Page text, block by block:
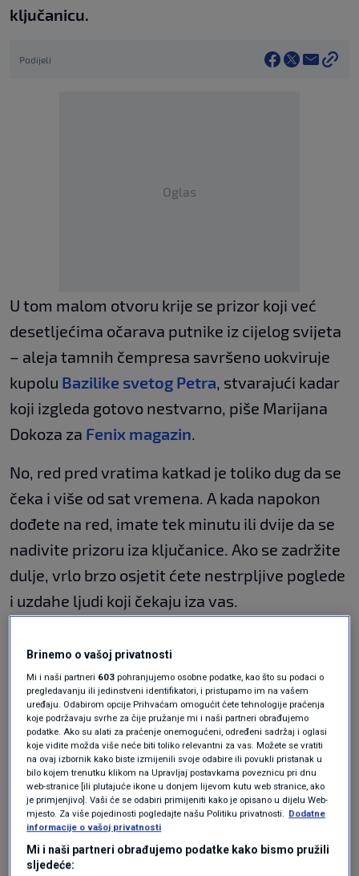
ključanicu.
Podijeli
Oglas
U tom malom otvoru krije se prizor koji već
desetljećima očarava putnike iz cijelog svijeta
– aleja tamnih čempresa savršeno uokviruje
kupolu Bazilike svetog Petra, stvarajući kadar
koji izgleda gotovo nestvarno, piše Marijana
Dokoza za Fenix magazin.
No, red pred vratima katkad je toliko dug da se
čeka i više od sat vremena. A kada napokon
dođete na red, imate tek minutu ili dvije da se
nadivite prizoru iza ključanice. Ako se zadržite
dulje, vrlo brzo osjetit ćete nestrpljive poglede
i uzdahe ljudi koji čekaju iza vas.
Ključanica koja je postala
jedna od najvećih rimskih
atrakcija
Na prvi pogled riječ je tek o običnim vratima.
No ona pripadaju Villi del Priorato di Malta,
sjedištu Suverenog Malteškog reda, čiji posjed
uživa poseban eksteritorijalni status. Upravo
ta neobična lokacija dala je povoda jednoj od
Brinemo o vašoj privatnosti
Mi i naši partneri 603 pohranjujemo osobne podatke, kao što su podaci o
pregledavanju ili jedinstveni identifikatori, i pristupamo im na vašem
uređaju. Odabirom opcije Prihvaćam omogućit ćete tehnologije praćenja
koje podržavaju svrhe za čije pružanje mi i naši partneri obrađujemo
podatke. Ako su alati za praćenje onemogućeni, određeni sadržaj i oglasi
koje vidite možda više neće biti toliko relevantni za vas. Možete se vratiti
na ovaj izbornik kako biste izmijenili svoje odabire ili povukli pristanak u
bilo kojem trenutku klikom na Upravljaj postavkama poveznicu pri dnu
web-stranice [ili plutajuće ikone u donjem lijevom kutu web stranice, ako
je primjenjivo]. Vaši će se odabiri primijeniti kako je opisano u dijelu Web-
mjesto. Za više pojedinosti pogledajte našu Politiku privatnosti. Dodatne
informacije o vašoj privatnosti
Mi i naši partneri obrađujemo podatke kako bismo pružili
sljedeće: